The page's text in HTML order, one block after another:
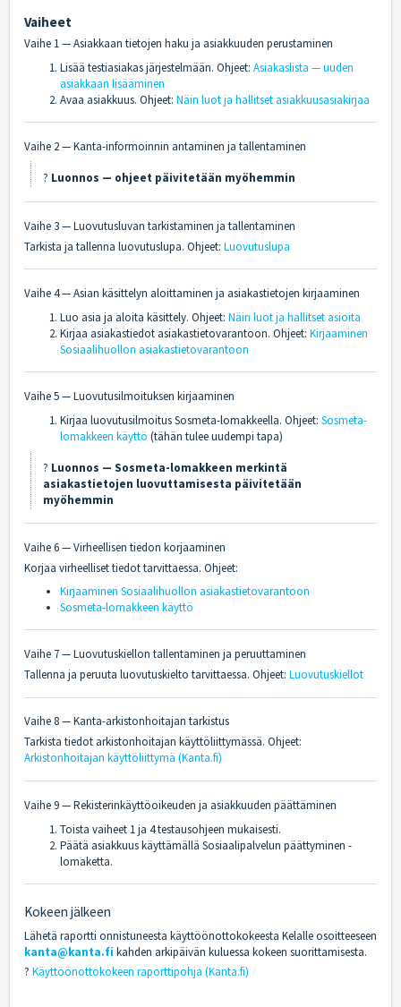
Vaiheet
Vaihe 1 — Asiakkaan tietojen haku ja asiakkuuden perustaminen
Lisää testiasiakas järjestelmään. Ohjeet: Asiakaslista — uuden
asiakkaan lisääminen
Avaa asiakkuus. Ohjeet: Näin luot ja hallitset asiakkuusasiakirjaa
Vaihe 2 — Kanta-informoinnin antaminen ja tallentaminen
? Luonnos — ohjeet päivitetään myöhemmin
Vaihe 3 — Luovutusluvan tarkistaminen ja tallentaminen
Tarkista ja tallenna luovutuslupa. Ohjeet: Luovutuslupa
Vaihe 4 — Asian käsittelyn aloittaminen ja asiakastietojen kirjaaminen
Luo asia ja aloita käsittely. Ohjeet: Näin luot ja hallitset asioita
Kirjaa asiakastiedot asiakastietovarantoon. Ohjeet: Kirjaaminen
Sosiaalihuollon asiakastietovarantoon
Vaihe 5 — Luovutusilmoituksen kirjaaminen
Kirjaa luovutusilmoitus Sosmeta-lomakkeella. Ohjeet: Sosmeta-
lomakkeen käyttö (tähän tulee uudempi tapa)
? Luonnos — Sosmeta-lomakkeen merkintä
asiakastietojen luovuttamisesta päivitetään
myöhemmin
Vaihe 6 — Virheellisen tiedon korjaaminen
Korjaa virheelliset tiedot tarvittaessa. Ohjeet:
Kirjaaminen Sosiaalihuollon asiakastietovarantoon
Sosmeta-lomakkeen käyttö
Vaihe 7 — Luovutuskiellon tallentaminen ja peruuttaminen
Tallenna ja peruuta luovutuskielto tarvittaessa. Ohjeet: Luovutuskiellot
Vaihe 8 — Kanta-arkistonhoitajan tarkistus
Tarkista tiedot arkistonhoitajan käyttöliittymässä. Ohjeet:
Arkistonhoitajan käyttöliittymä (Kanta.fi)
Vaihe 9 — Rekisterinkäyttöoikeuden ja asiakkuuden päättäminen
Toista vaiheet 1 ja 4 testausohjeen mukaisesti.
Päätä asiakkuus käyttämällä Sosiaalipalvelun päättyminen -
lomaketta.
Kokeen jälkeen
Lähetä raportti onnistuneesta käyttöönottokokeesta Kelalle osoitteeseen
kanta@kanta.fi kahden arkipäivän kuluessa kokeen suorittamisesta.
? Käyttöönottokokeen raporttipohja (Kanta.fi)